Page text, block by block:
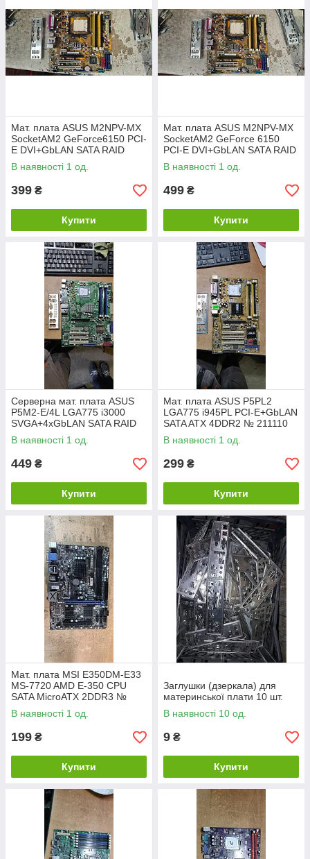
Мат. плата ASUS M2NPV-MX
SocketAM2 GeForce6150 PCI-
E DVI+GbLAN SATA RAID
MicroATX 4DDR2 №
K240805105
В наявності 1 од.
399 ₴
Купити
Мат. плата ASUS M2NPV-MX
SocketAM2 GeForce 6150
PCI-E DVI+GbLAN SATA RAID
MicroATX 4DDR2 No
240805106
В наявності 1 од.
499 ₴
Купити
Серверна мат. плата ASUS
P5M2-E/4L LGA775 i3000
SVGA+4xGbLAN SATA RAID
ATX 4DDR2 No 210510
В наявності 1 од.
449 ₴
Купити
Мат. плата ASUS P5PL2
LGA775 i945PL PCI-E+GbLAN
SATA ATX 4DDR2 № 211110
В наявності 1 од.
299 ₴
Купити
Мат. плата MSI E350DM-E33
MS-7720 AMD E-350 CPU
SATA MicroATX 2DDR3 №
НР223101
В наявності 1 од.
199 ₴
Купити
Заглушки (дзеркала) для
материнської плати 10 шт.
В наявності 10 од.
9 ₴
Купити